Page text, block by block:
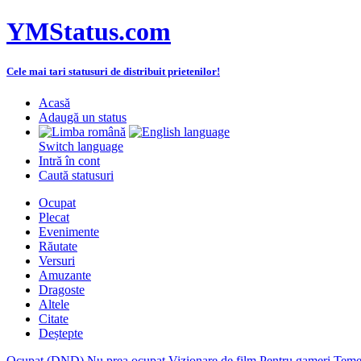
YMStatus.com
Cele mai tari statusuri de distribuit prietenilor!
Acasă
Adaugă un status
Switch language
Intră în cont
Caută statusuri
Ocupat
Plecat
Evenimente
Răutate
Versuri
Amuzante
Dragoste
Altele
Citate
Deștepte